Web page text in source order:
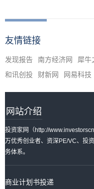
友情链接
发现报告 南方经济网 犀牛
和讯创投
财新网 网易科技
网站介绍
投资家网（http://
万优秀创业者、资深PE/VC、投
务体系。
商业计划书投递